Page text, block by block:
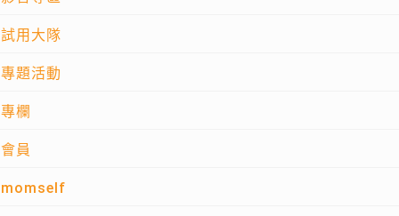
試用大隊
專題活動
專欄
會員
momself